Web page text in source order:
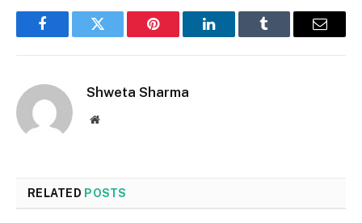
FacebookTwitter Pinterest LinkedInTumblr Email
Shweta Sharma
Website
RELATED POSTS